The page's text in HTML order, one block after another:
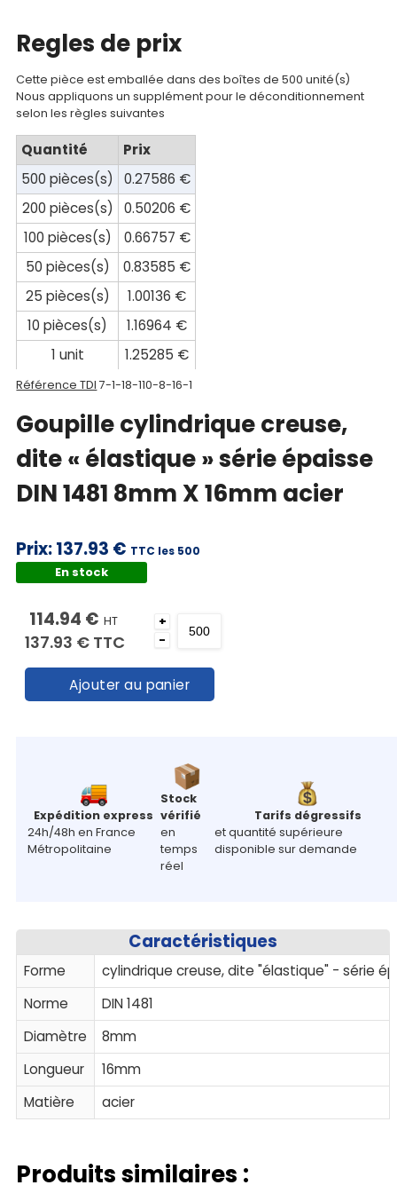
Mon
panier
Contact
Regles de prix
Cette pièce est emballée dans des boîtes de 500 unité(s)
Nous appliquons un supplément pour le déconditionnement
selon les règles suivantes
Quantité
Prix
500 pièces(s)
0.27586 €
200 pièces(s)
0.50206 €
100 pièces(s)
0.66757 €
50 pièces(s)
0.83585 €
25 pièces(s)
1.00136 €
10 pièces(s)
1.16964 €
1 unit
1.25285 €
Référence TDI 7-1-18-110-8-16-1
Goupille cylindrique creuse,
dite « élastique » série épaisse
DIN 1481 8mm X 16mm acier
Prix:137.93 € TTC les 500
En stock
114.94 € HT
137.93 € TTC
+
-
Ajouter au panier
Expédition express
24h/48h en France
Métropolitaine
Stock
vérifié
en
temps
réel
Tarifs dégressifs
et quantité supérieure
disponible sur demande
Caractéristiques
Forme
cylindrique creuse, dite "élastique" - série
Norme
DIN 1481
Diamètre
8mm
Longueur
16mm
Matière
acier
Produits similaires :